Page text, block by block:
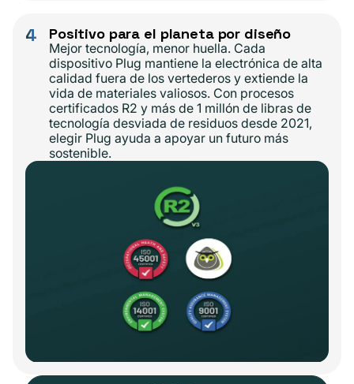
4 Positivo para el planeta por diseño
Mejor tecnología, menor huella. Cada
dispositivo Plug mantiene la electrónica de alta
calidad fuera de los vertederos y extiende la
vida de materiales valiosos. Con procesos
certificados R2 y más de 1 millón de libras de
tecnología desviada de residuos desde 2021,
elegir Plug ayuda a apoyar un futuro más
sostenible.